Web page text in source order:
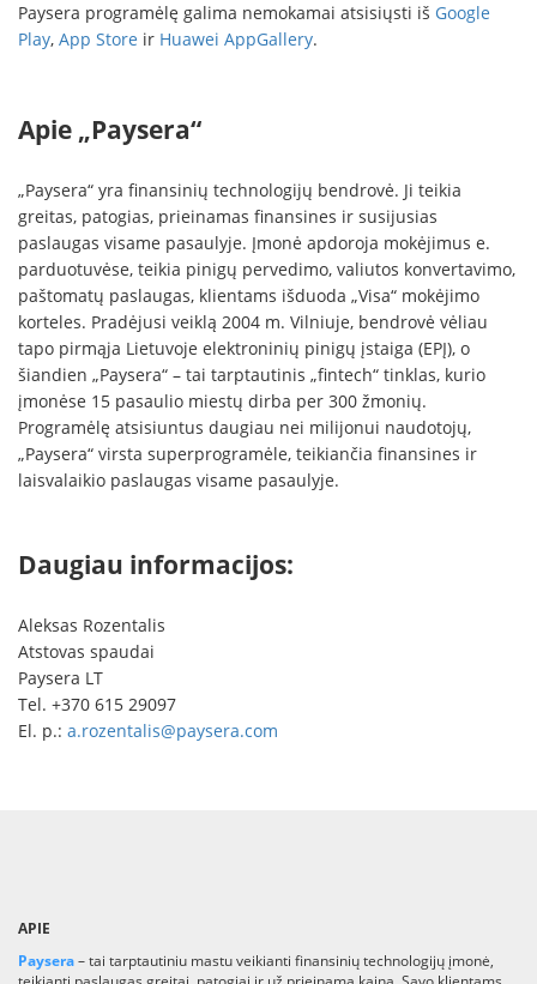
Paysera programėlę galima nemokamai atsisiųsti iš Google
Play, App Store ir Huawei AppGallery.
Apie „Paysera“
„Paysera“ yra finansinių technologijų bendrovė. Ji teikia
greitas, patogias, prieinamas finansines ir susijusias
paslaugas visame pasaulyje. Įmonė apdoroja mokėjimus e.
parduotuvėse, teikia pinigų pervedimo, valiutos konvertavimo,
paštomatų paslaugas, klientams išduoda „Visa“ mokėjimo
korteles. Pradėjusi veiklą 2004 m. Vilniuje, bendrovė vėliau
tapo pirmąja Lietuvoje elektroninių pinigų įstaiga (EPĮ), o
šiandien „Paysera“ – tai tarptautinis „fintech“ tinklas, kurio
įmonėse 15 pasaulio miestų dirba per 300 žmonių.
Programėlę atsisiuntus daugiau nei milijonui naudotojų,
„Paysera“ virsta superprogramėle, teikiančia finansines ir
laisvalaikio paslaugas visame pasaulyje.
Daugiau informacijos:
Aleksas Rozentalis
Atstovas spaudai
Paysera LT
Tel. +370 615 29097
El. p.: a.rozentalis@paysera.com
APIE
Paysera– tai tarptautiniu mastu veikianti finansinių technologijų įmonė,